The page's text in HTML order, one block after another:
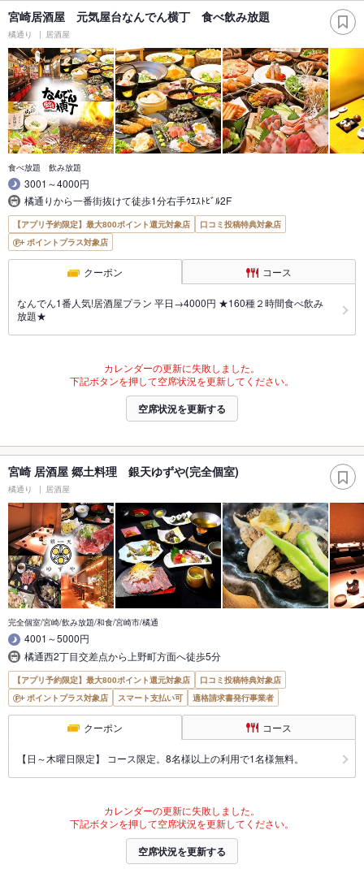
宮崎居酒屋 元気屋台なんでん横丁 食べ飲み放題
橘通り 居酒屋
食べ放題 飲み放題
3001～4000円
橘通りから一番街抜けて徒歩1分右手ｳｴｽﾄﾋﾞﾙ2F
【アプリ予約限定】最大800ポイント還元対象店
口コミ投稿特典対象店
ポイントプラス対象店
クーポン コース
なんでん1番人気!居酒屋プラン 平日→4000円 ★160種２時間食べ飲み
放題★
カレンダーの更新に失敗しました。
下記ボタンを押して空席状況を更新してください。
空席状況を更新する
宮崎 居酒屋 郷土料理 銀天ゆずや(完全個室)
橘通り 居酒屋
完全個室/宮崎/飲み放題/和食/宮崎市/橘通
4001～5000円
橘通西2丁目交差点から上野町方面へ徒歩5分
【アプリ予約限定】最大800ポイント還元対象店
口コミ投稿特典対象店
ポイントプラス対象店
スマート支払い可 適格請求書発行事業者
クーポン コース
【日～木曜日限定】 コース限定。8名様以上の利用で1名様無料。
カレンダーの更新に失敗しました。
下記ボタンを押して空席状況を更新してください。
空席状況を更新する